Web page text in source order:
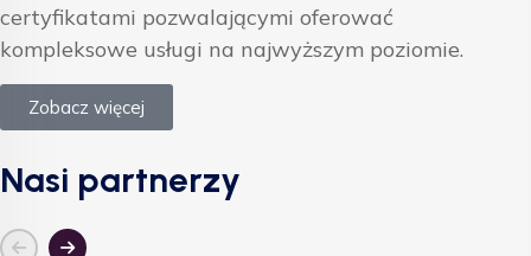
certyfikatami pozwalającymi oferować
kompleksowe usługi na najwyższym poziomie.
Zobacz więcej
Nasi partnerzy